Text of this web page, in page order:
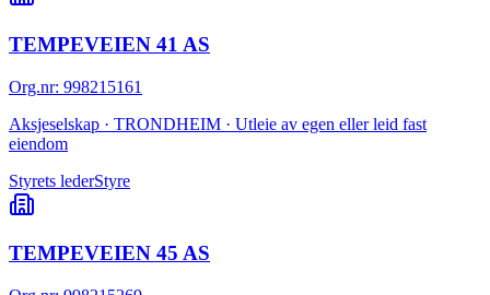
TEMPEVEIEN 41 AS
Org.nr: 998215161
Aksjeselskap · TRONDHEIM · Utleie av egen eller leid fast
eiendom
Styrets lederStyre
TEMPEVEIEN 45 AS